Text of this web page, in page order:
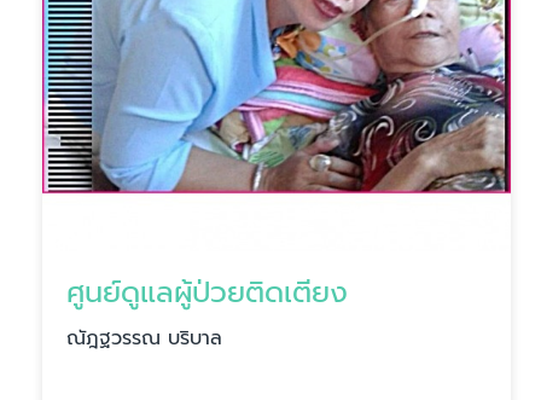
ศูนย์ดูแลผู้ป่วยติดเตียง
ณัฎฐวรรณ บริบาล